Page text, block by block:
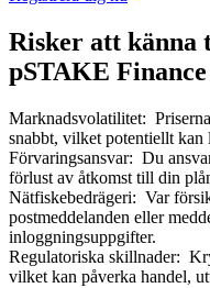
Bitrue Affiliates
Upp till 65% provision!
Risker att känna
pSTAKE Finance
Marknadsvolatilitet:
snabbt, vilket potentiellt kan
Förvaringsansvar: Du
förlust av åtkomst till din
Nätfiskebedrägeri: Var
postmeddelanden eller
inloggningsuppgifter.
Regulatoriska skillnader:
vilket kan påverka handel,